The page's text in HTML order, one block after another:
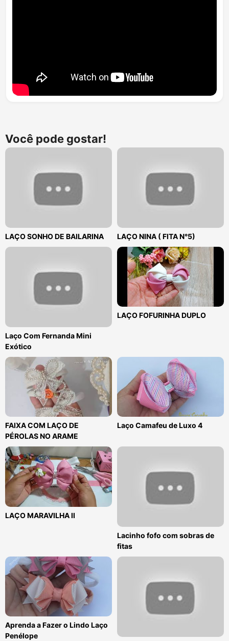
Você pode gostar!
LAÇO SONHO DE BAILARINA LAÇO NINA ( FITA N°5)
Laço Com Fernanda Mini
Exótico
LAÇO FOFURINHA DUPLO
FAIXA COM LAÇO DE
PÉROLAS NO ARAME
Laço Camafeu de Luxo 4
LAÇO MARAVILHA II
Lacinho fofo com sobras de
fitas
Aprenda a Fazer o Lindo Laço
Penélope